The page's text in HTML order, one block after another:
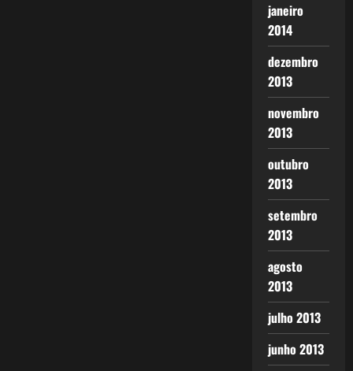
janeiro
2014
dezembro
2013
novembro
2013
outubro
2013
setembro
2013
agosto
2013
julho 2013
junho 2013